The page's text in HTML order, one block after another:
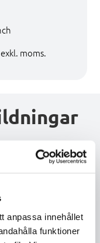
anpassa innehållet
funktioner
moms.